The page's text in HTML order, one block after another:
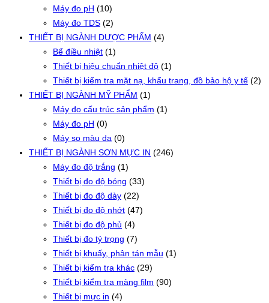
Máy đo pH (10)
Máy đo TDS (2)
THIẾT BỊ NGÀNH DƯỢC PHẨM (4)
Bể điều nhiệt (1)
Thiết bị hiệu chuẩn nhiệt độ (1)
Thiết bị kiểm tra mặt nạ, khẩu trang, đồ bảo hộ y tế (2)
THIẾT BỊ NGÀNH MỸ PHẨM (1)
Máy đo cấu trúc sản phẩm (1)
Máy đo pH (0)
Máy so màu da (0)
THIẾT BỊ NGÀNH SƠN MỰC IN (246)
Máy đo độ trắng (1)
Thiết bị đo độ bóng (33)
Thiết bị đo độ dày (22)
Thiết bị đo độ nhớt (47)
Thiết bị đo độ phủ (4)
Thiết bị đo tỷ trọng (7)
Thiết bị khuấy, phân tán mẫu (1)
Thiết bị kiểm tra khác (29)
Thiết bị kiểm tra màng film (90)
Thiết bị mực in (4)